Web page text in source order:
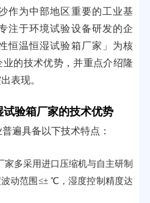
作为中部地区重要的工业基
注于环境试验设备研发的企
恒温恒湿试验箱厂家」为核
的技术优势，并重点介绍隆
表现。
验箱厂家的技术优势
遍具备以下技术特点：
家多采用进口压缩机与自主研制
动范围≤± ℃，湿度控制精度达